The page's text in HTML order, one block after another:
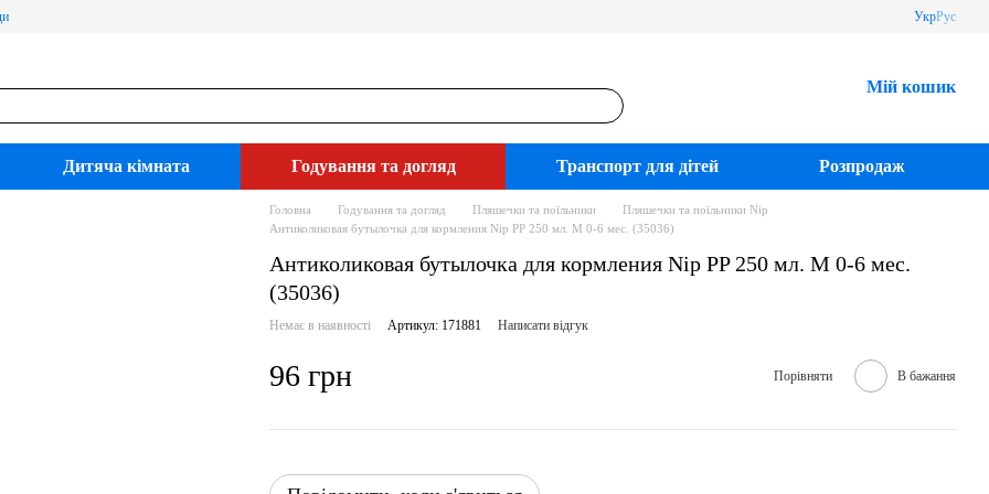
УкрРус
Мій кошик
Дитяча кімната Годування та догляд Транспорт для дітей Розпродаж
Головна Годування та догляд Пляшечки та поїльники
Пляшечки та поїльники Nip
Антиколиковая бутылочка для кормления Nip PP 250 мл. М 0-6 мес. (35036)
Антиколиковая бутылочка для кормления Nip PP 250 мл. М 0-6 мес.
(35036)
Немає в наявності Артикул: 171881 Написати відгук
96 грн Порівняти В бажання